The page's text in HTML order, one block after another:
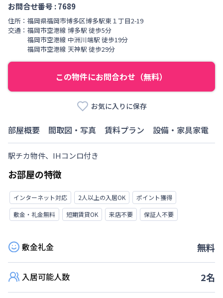
お問合せ番号 :7689
住所： 福岡県福岡市博多区博多駅東 １丁目2-19
交通： 福岡市空港線 博多駅 徒歩5分
福岡市空港線 中洲川端駅 徒歩19分
福岡市空港線 天神駅 徒歩29分
この物件にお問合わせ（無料）
お気に入りに保存
部屋概要 間取図・写真 賃料プラン 設備・家具家電
駅チカ物件、IHコンロ付き
お部屋の特徴
インターネット対応 2人以上の入居OK
ポイント獲得
敷金・礼金無料
短期賃貸OK 来店不要 保証人不要
敷金礼金 無料
入居可能人数 2名